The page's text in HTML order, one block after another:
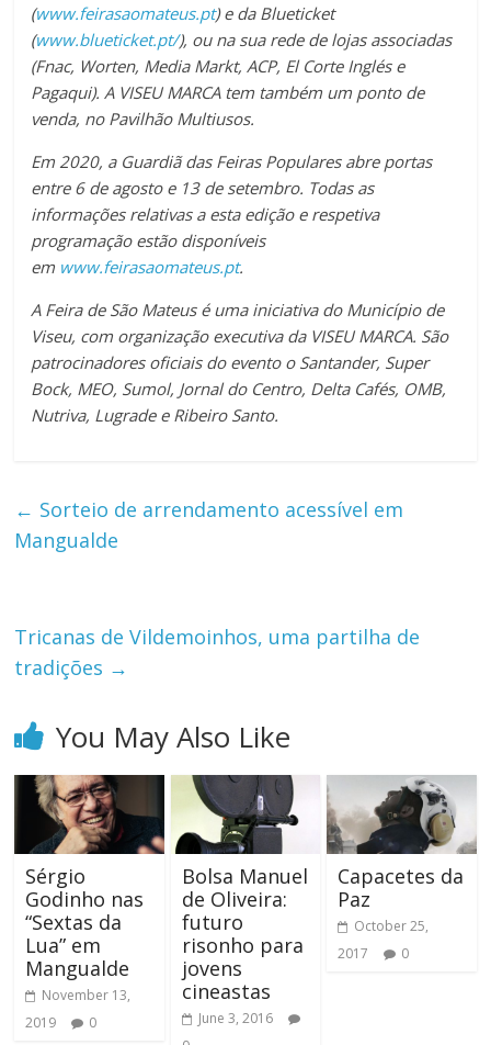
(www.feirasaomateus.pt) e da Blueticket
(www.blueticket.pt/), ou na sua rede de lojas associadas
(Fnac, Worten, Media Markt, ACP, El Corte Inglés e
Pagaqui). A VISEU MARCA tem também um ponto de
venda, no Pavilhão Multiusos.
Em 2020, a Guardiã das Feiras Populares abre portas
entre 6 de agosto e 13 de setembro. Todas as
informações relativas a esta edição e respetiva
programação estão disponíveis
em www.feirasaomateus.pt.
A Feira de São Mateus é uma iniciativa do Município de
Viseu, com organização executiva da VISEU MARCA. São
patrocinadores oficiais do evento o Santander, Super
Bock, MEO, Sumol, Jornal do Centro, Delta Cafés, OMB,
Nutriva, Lugrade e Ribeiro Santo.
← Sorteio de arrendamento acessível em
Mangualde
Tricanas de Vildemoinhos, uma partilha de
tradições →
You May Also Like
Sérgio
Godinho nas
“Sextas da
Lua” em
Mangualde
November 13,
2019
0
Bolsa Manuel
de Oliveira:
futuro
risonho para
jovens
cineastas
June 3, 2016
Capacetes da
Paz
October 25,
2017
0